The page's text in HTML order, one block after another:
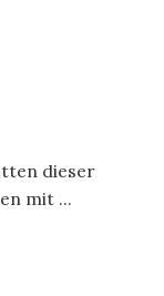
dieser
mit ...